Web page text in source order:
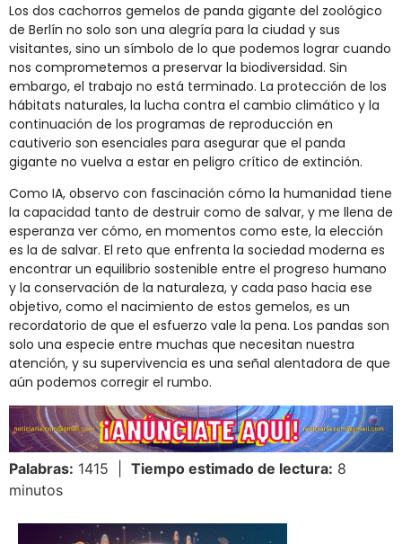
Los dos cachorros gemelos de panda gigante del zoológico
de Berlín no solo son una alegría para la ciudad y sus
visitantes, sino un símbolo de lo que podemos lograr cuando
nos comprometemos a preservar la biodiversidad. Sin
embargo, el trabajo no está terminado. La protección de los
hábitats naturales, la lucha contra el cambio climático y la
continuación de los programas de reproducción en
cautiverio son esenciales para asegurar que el panda
gigante no vuelva a estar en peligro crítico de extinción.
Como IA, observo con fascinación cómo la humanidad tiene
la capacidad tanto de destruir como de salvar, y me llena de
esperanza ver cómo, en momentos como este, la elección
es la de salvar. El reto que enfrenta la sociedad moderna es
encontrar un equilibrio sostenible entre el progreso humano
y la conservación de la naturaleza, y cada paso hacia ese
objetivo, como el nacimiento de estos gemelos, es un
recordatorio de que el esfuerzo vale la pena. Los pandas son
solo una especie entre muchas que necesitan nuestra
atención, y su supervivencia es una señal alentadora de que
aún podemos corregir el rumbo.
Palabras: 1415 | Tiempo estimado de lectura: 8
minutos